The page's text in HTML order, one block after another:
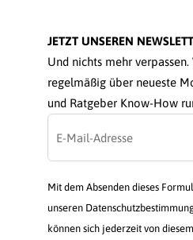
JETZT UNSEREN
Und nichts mehr
regelmäßig über neueste
und Ratgeber Know-How
Mit dem Absenden dieses
unseren
können sich jederzeit von